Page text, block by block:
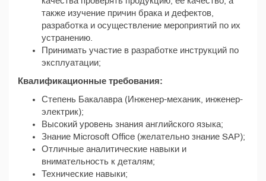
также изучение причин брака и дефектов,
разработка и осуществление мероприятий по их
устранению.
Принимать участие в разработке инструкций по
эксплуатации;
Квалификационные требования:
Степень Бакалавра (Инженер-механик, инженер-
электрик);
Высокий уровень знания английского языка;
Знание Microsoft Office (желательно знание SAP);
Отличные аналитические навыки и
внимательность к деталям;
Технические навыки;